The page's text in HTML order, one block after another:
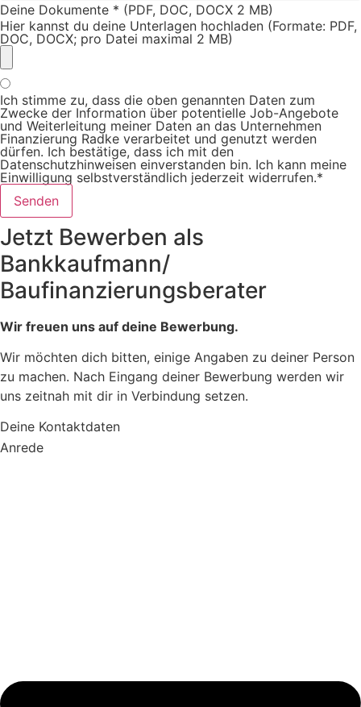
Deine Dokumente * (PDF, DOC, DOCX 2 MB)
Hier kannst du deine Unterlagen hochladen (Formate: PDF,
DOC, DOCX; pro Datei maximal 2 MB)
Ich stimme zu, dass die oben genannten Daten zum
Zwecke der Information über potentielle Job-Angebote
und Weiterleitung meiner Daten an das Unternehmen
Finanzierung Radke verarbeitet und genutzt werden
dürfen. Ich bestätige, dass ich mit den
Datenschutzhinweisen einverstanden bin. Ich kann meine
Einwilligung selbstverständlich jederzeit widerrufen.*
Senden
Jetzt Bewerben als
Bankkaufmann/
Baufinanzierungsberater
Wir freuen uns auf deine Bewerbung.
Wir möchten dich bitten, einige Angaben zu deiner Person
zu machen. Nach Eingang deiner Bewerbung werden wir
uns zeitnah mit dir in Verbindung setzen.
Deine Kontaktdaten
Anrede